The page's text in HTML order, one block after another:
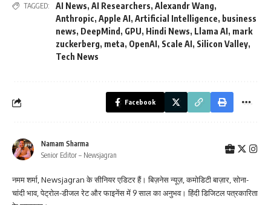
TAGGED: AI News, AI Researchers, Alexandr Wang,
Anthropic, Apple AI, Artificial Intelligence, business
news, DeepMind , GPU, Hindi News, Llama AI, mark
zuckerberg, meta, OpenAI, Scale AI, Silicon Valley,
Tech News
Facebook
Namam Sharma
Senior Editor – Newsjagran
नमम शर्मा, Newsjagran के सीनियर एडिटर हैं। बिज़नेस न्यूज़, कमोडिटी बाज़ार, सोना-
चांदी भाव, पेट्रोल-डीजल रेट और फाइनेंस में 9 साल का अनुभव। हिंदी डिजिटल पत्रकारिता